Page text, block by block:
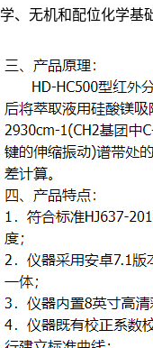
学、无机和配位化学基